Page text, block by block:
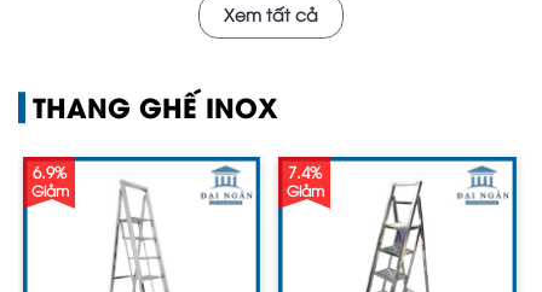
Xem tất cả
THANG GHẾ INOX
6.9%
Giảm
7.4%
Giảm